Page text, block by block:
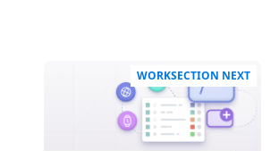
WORKSECTION NEXT